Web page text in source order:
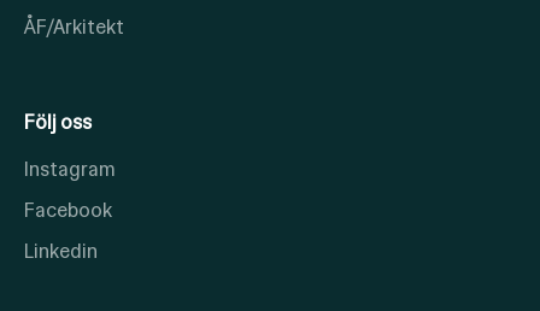
ÅF/Arkitekt
Följ oss
Instagram
Facebook
Linkedin